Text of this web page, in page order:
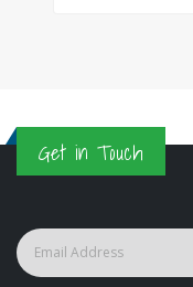
Get in Touch